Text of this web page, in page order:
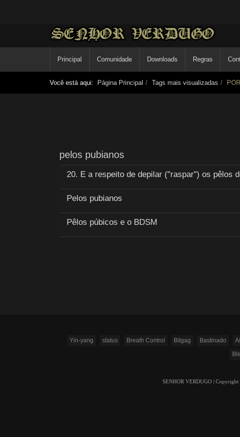
Principal Comunidade Downloads Regras
Você está aqui: Página Principal Tags mais visualizadas
pelos pubianos
20. E a respeito de depilar ("raspar") os pêlos
Pelos pubianos
Pêlos púbicos e o BDSM
Yin-yang status Breath Control Bitgag Bastinado
SENHOR VERDUGO |